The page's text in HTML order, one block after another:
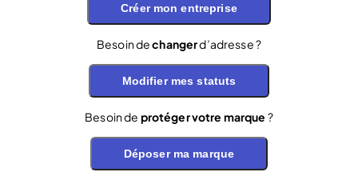
Créer mon entreprise
Besoin dechangerd’adresse ?
Modifier mes statuts
Besoin de protéger votre marque ?
Déposer ma marque